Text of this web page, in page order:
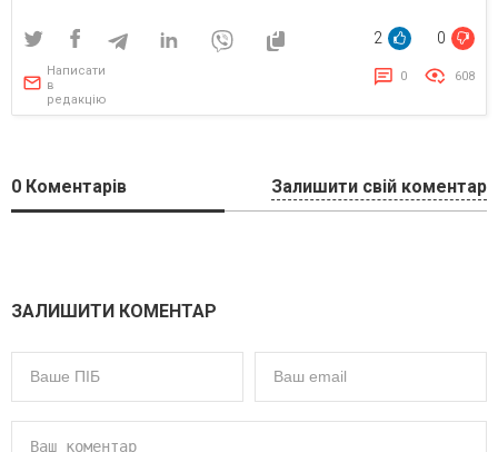
2 0
Написати
в
редакцію
0 608
0 Коментарів Залишити свій коментар
ЗАЛИШИТИ КОМЕНТАР